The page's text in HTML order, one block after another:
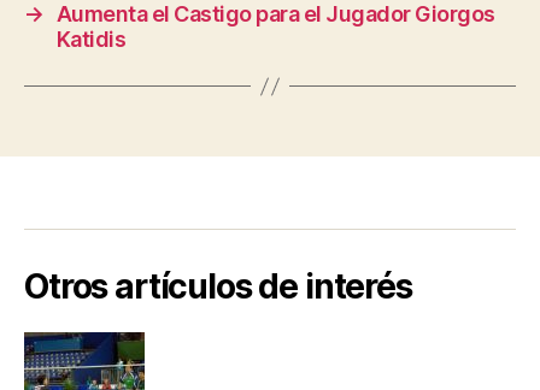
→ Aumenta el Castigo para el Jugador Giorgos
Katidis
Otros artículos de interés